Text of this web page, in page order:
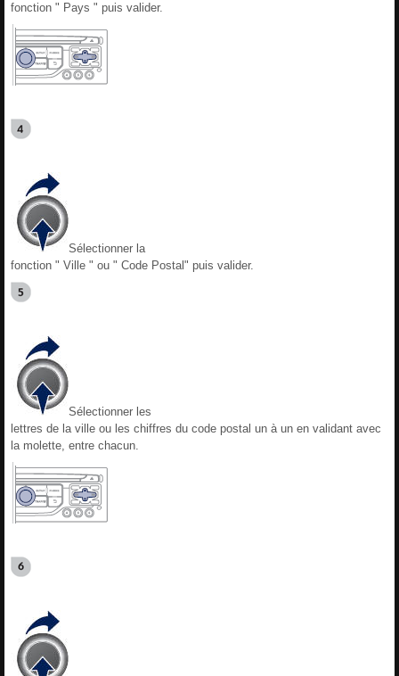
fonction " Pays " puis valider.
Sélectionner la
fonction " Ville " ou " Code Postal" puis valider.
Sélectionner les
lettres de la ville ou les chiffres du code postal un à un en validant avec
la molette, entre chacun.